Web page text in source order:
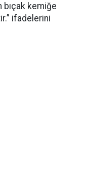
bıçak kemiğe
ifadelerini